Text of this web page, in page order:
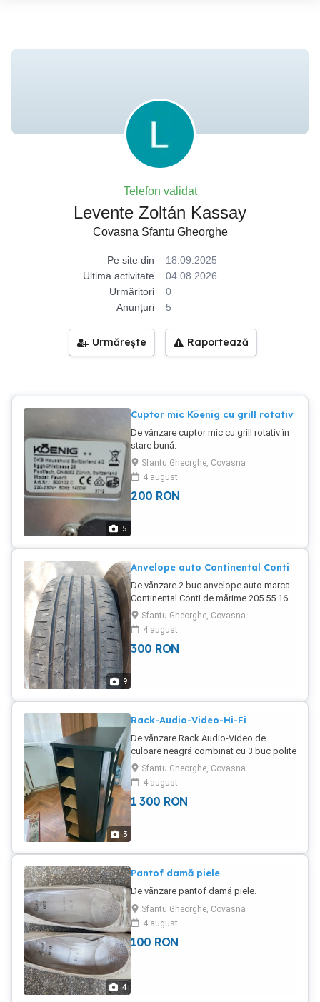
Telefon validat
Levente Zoltán Kassay
Covasna Sfantu Gheorghe
Pe site din
18.09.2025
Ultima activitate
04.08.2026
Urmăritori
0
Anunțuri
5
Urmărește Raportează
5
Cuptor mic Köenig cu grill rotativ
De vănzare cuptor mic cu grill rotativ în
stare bună.
Sfantu Gheorghe, Covasna
4 august
200 RON
9
Anvelope auto Continental Conti
De vănzare 2 buc anvelope auto marca
Continental Conti de mărime 205 55 16
Sfantu Gheorghe, Covasna
4 august
300 RON
3
Rack-Audio-Video-Hi-Fi
De vănzare Rack Audio-Video de
culoare neagră combinat cu 3 buc polite
de culoare maro mari , 5 polite mici pe
ambele laterale , pe roti cu geamuri
fumurii pe ambele laterale cu urm.dim:
înăltime de 112,7 cm de jos,42,2 lătime
Sfantu Gheorghe, Covasna
4 august
1 300 RON
4
Pantof damă piele
De vănzare pantof damă piele.
Sfantu Gheorghe, Covasna
4 august
100 RON